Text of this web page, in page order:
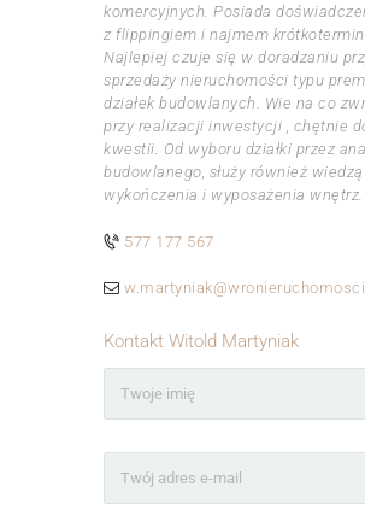
komercyjnych. Posiada
z flippingiem i najmem
Najlepiej czuje się w doradzaniu
sprzedaży nieruchomości typu
działek budowlanych. Wie na co
przy realizacji inwestycji , chętnie
kwestii. Od wyboru działki przez
budowlanego, służy również
wykończenia i wyposażenia wnętrz.
577 177 567
Kontakt Witold Martyniak